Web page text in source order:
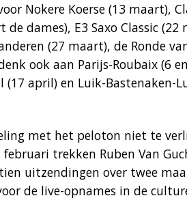
Nokere Koerse (13 maart),
dames), E3 Saxo Classic (22
(27 maart), de Ronde
ook aan Parijs-Roubaix (6
(17 april) en Luik-Bastenaken-
met het peloton niet te
februari trekken Ruben Van
uitzendingen over twee
de live-opnames in de